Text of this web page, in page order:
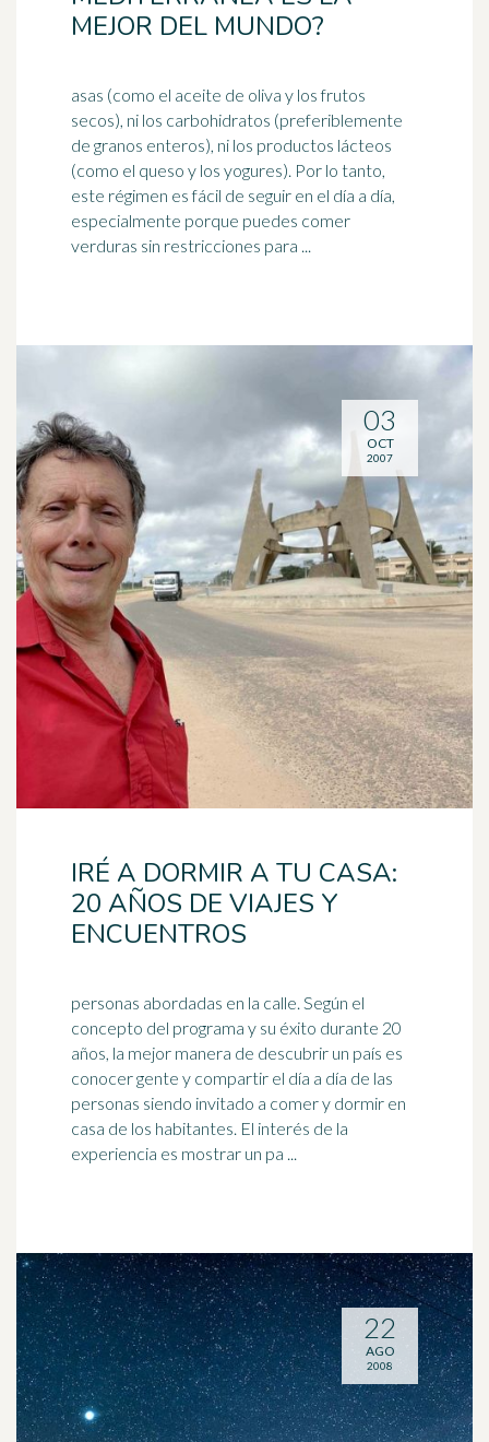
MEJOR DEL MUNDO?
asas (como el aceite de oliva y los frutos
secos), ni los carbohidratos (preferiblemente
de granos enteros), ni los productos lácteos
(como el queso y los yogures). Por lo tanto,
este régimen es fácil de seguir en el día a día,
especialmente porque puedes comer
verduras sin restricciones para ...
IRÉ A DORMIR A TU CASA:
20 AÑOS DE VIAJES Y
ENCUENTROS
personas abordadas en la calle. Según el
concepto del programa y su éxito durante 20
años, la mejor manera de descubrir un país es
conocer gente y compartir el día a día de las
personas siendo invitado a comer y dormir en
casa de los habitantes. El interés de la
experiencia es mostrar un pa ...
03
OCT
2007
22
AGO
2008